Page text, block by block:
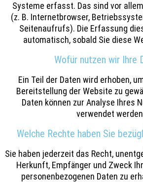
Systeme erfasst. Das sind vor
(z. B. Internetbrowser,
Seitenaufrufs). Die Erfassung
automatisch, sobald Sie diese
Wofür nutzen wir Ihre
Ein Teil der Daten wird erhoben,
Bereitstellung der Website zu
Daten können zur Analyse Ihres
verwendet
Welche Rechte haben Sie
Sie haben jederzeit das Recht,
Herkunft, Empfänger und Zweck
personenbezogenen Daten zu